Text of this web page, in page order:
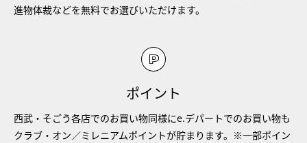
進物体裁などを無料でお選びいただけます。
ポイント
西武・そごう各店でのお買い物同様にe.デパートでのお買い物も
クラブ・オン／ミレニアムポイントが貯まります。※一部ポイン